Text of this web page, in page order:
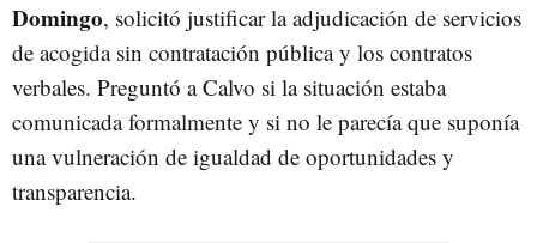
Domingo, solicitó justificar la adjudicación de servicios
de acogida sin contratación pública y los contratos
verbales. Preguntó a Calvo si la situación estaba
comunicada formalmente y si no le parecía que suponía
una vulneración de igualdad de oportunidades y
transparencia.